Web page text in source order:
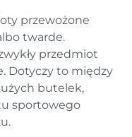
przewożone
twarde.
przedmiot
Dotyczy to między
butelek,
sportowego